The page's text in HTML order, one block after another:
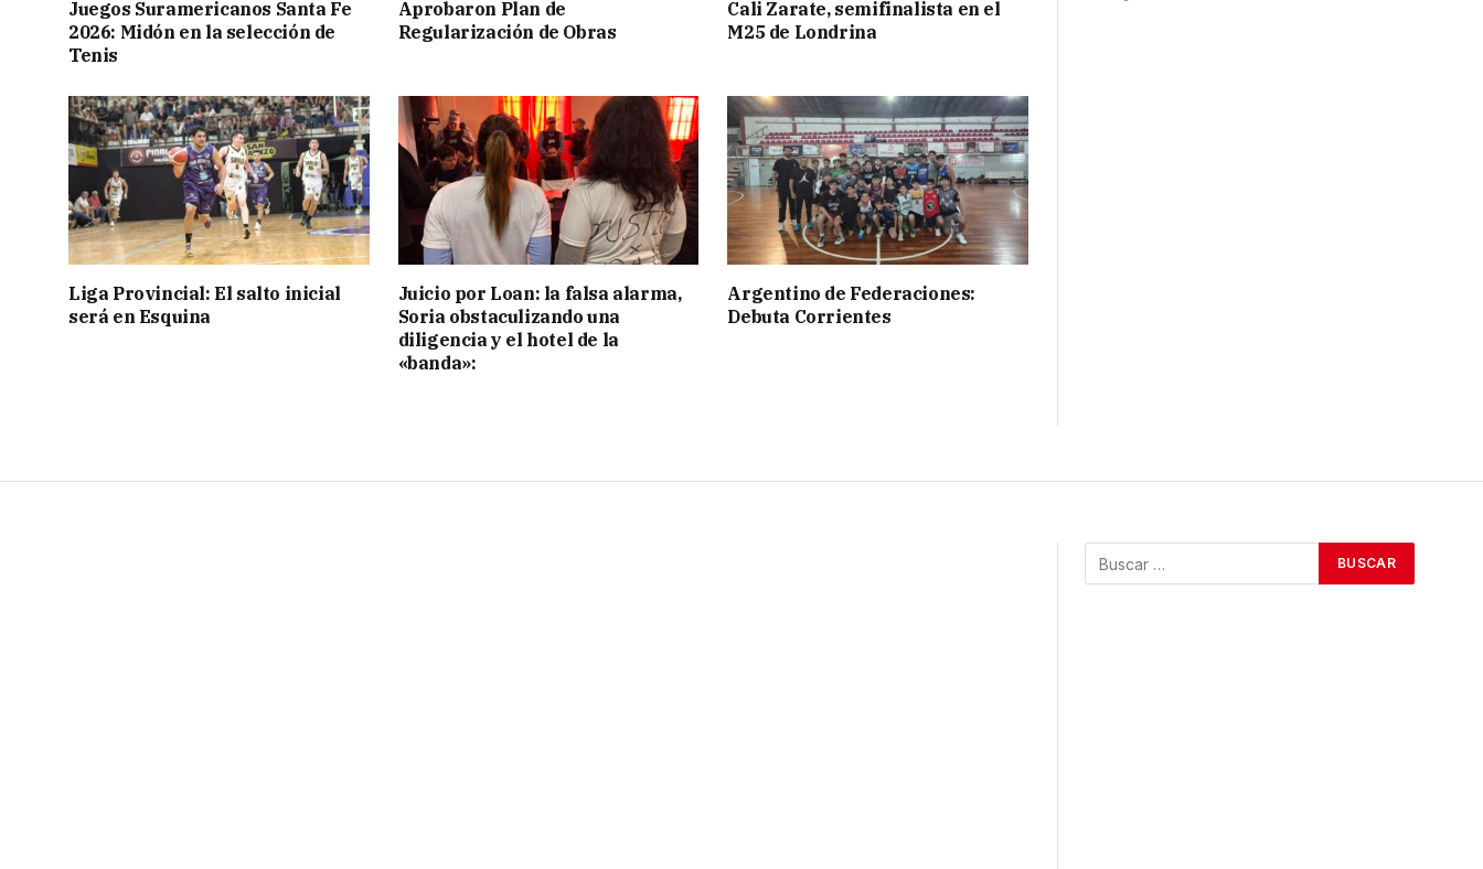
Juegos Suramericanos Santa Fe
2026: Midón en la selección de
Tenis
Aprobaron Plan de
Regularización de Obras
Cali Zarate, semifinalista en el
M25 de Londrina
Liga Provincial: El salto inicial
será en Esquina
Juicio por Loan: la falsa alarma,
Soria obstaculizando una
diligencia y el hotel de la
«banda»:
Argentino de Federaciones:
Debuta Corrientes